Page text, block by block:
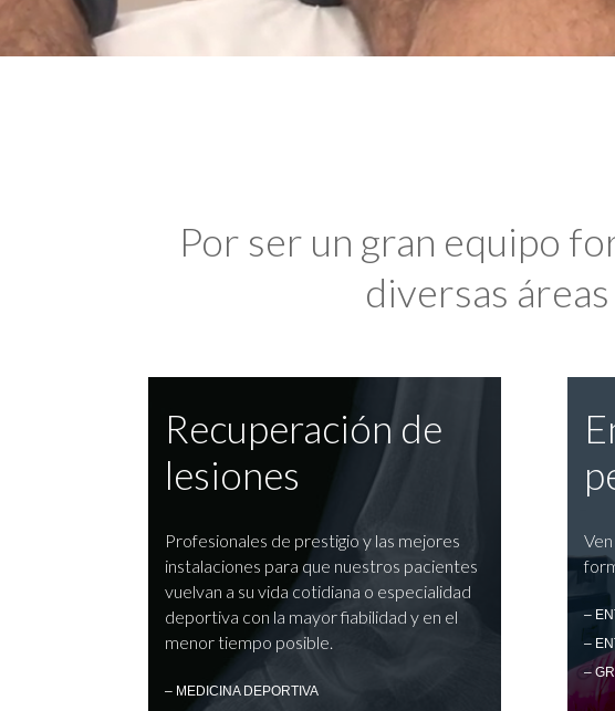
Por ser un gran equipo
diversas
Recuperación de
lesiones
Profesionales de prestigio y las mejores
instalaciones para que nuestros pacientes
vuelvan a su vida cotidiana o especialidad
deportiva con la mayor fiabilidad y en el
menor tiempo posible.
– MEDICINA DEPORTIVA
–
–
–